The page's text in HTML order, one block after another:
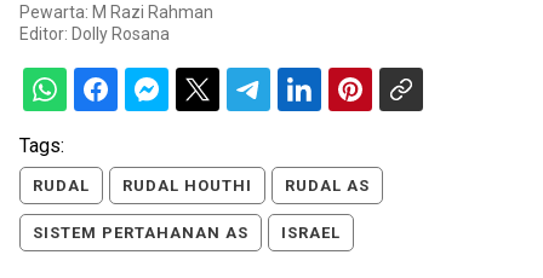
Pewarta: M Razi Rahman
Editor: Dolly Rosana
Tags:
RUDAL RUDAL HOUTHI RUDAL AS
SISTEM PERTAHANAN AS ISRAEL